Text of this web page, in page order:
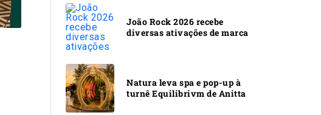
João Rock 2026 recebe
diversas ativações de marca
Natura leva spa e pop-up à
turnê Equilibrivm de Anitta